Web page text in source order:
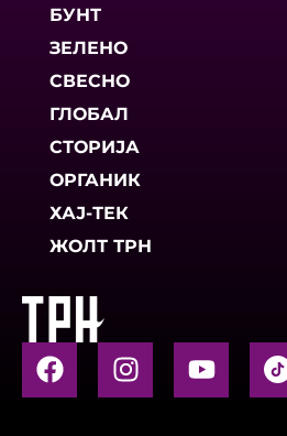
БУНТ
ЗЕЛЕНО
СВЕСНО
ГЛОБАЛ
СТОРИЈА
ОРГАНИК
ХАЈ-ТЕК
ЖОЛТ ТРН